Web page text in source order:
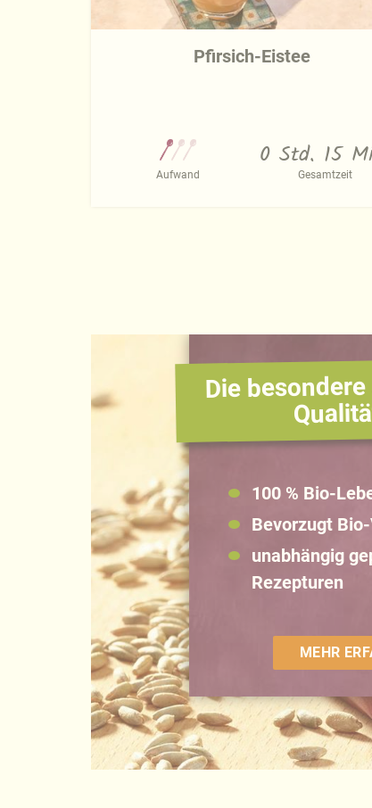
Pfirsich-Eistee
Aufwand
0 Std. 15
Gesamtzeit
Die
100 % Bio-
Bevorzugt
unabhängig
Rezepturen
MEHR